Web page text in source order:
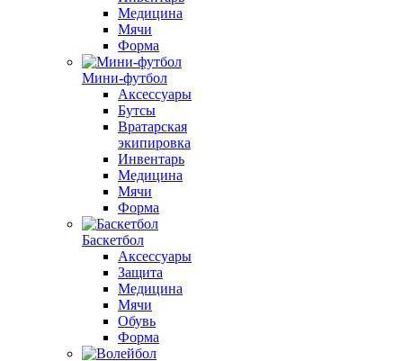
Медицина
Мячи
Форма
Мини-футбол
Аксессуары
Бутсы
Вратарская
экипировка
Инвентарь
Медицина
Мячи
Форма
Баскетбол
Аксессуары
Защита
Медицина
Мячи
Обувь
Форма